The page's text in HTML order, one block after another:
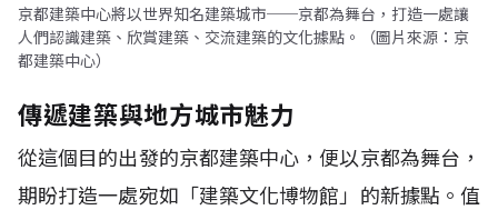
京都建築中心將以世界知名建築城市──京都為舞台，打造一處讓
人們認識建築、欣賞建築、交流建築的文化據點。（圖片來源：京
都建築中心）
傳遞建築與地方城市魅力
從這個目的出發的京都建築中心，便以京都為舞台，
期盼打造一處宛如「建築文化博物館」的新據點。值